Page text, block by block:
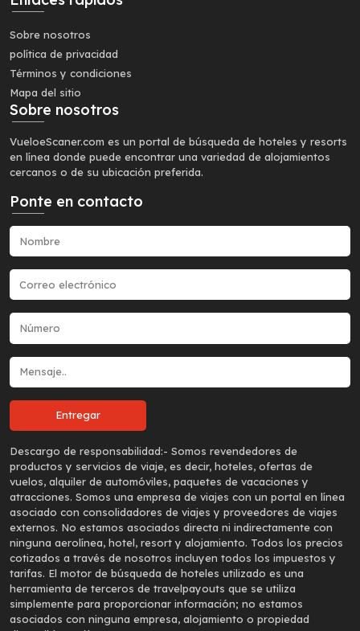
Sobre nosotros
política de privacidad
Términos y condiciones
Mapa del sitio
Sobre nosotros
VueloeScaner.com es un portal de búsqueda de hoteles y resorts
en línea donde puede encontrar una variedad de alojamientos
cercanos o de su ubicación preferida.
Ponte en contacto
Descargo de responsabilidad:- Somos revendedores de
productos y servicios de viaje, es decir, hoteles, ofertas de
vuelos, alquiler de automóviles, paquetes de vacaciones y
atracciones. Somos una empresa de viajes con un portal en línea
asociado con consolidadores de viajes y proveedores de viajes
externos. No estamos asociados directa ni indirectamente con
ninguna aerolínea, hotel, resort y alojamiento. Todos los precios
cotizados a través de nosotros incluyen todos los impuestos y
tarifas. El motor de búsqueda de hoteles utilizado es una
herramienta de terceros de travelpayouts que se utiliza
simplemente para proporcionar información; no estamos
asociados con ninguna empresa, alojamiento o propiedad